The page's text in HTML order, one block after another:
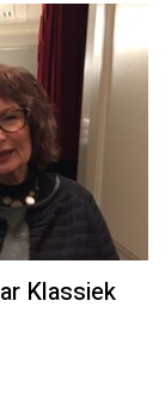
Klassiek